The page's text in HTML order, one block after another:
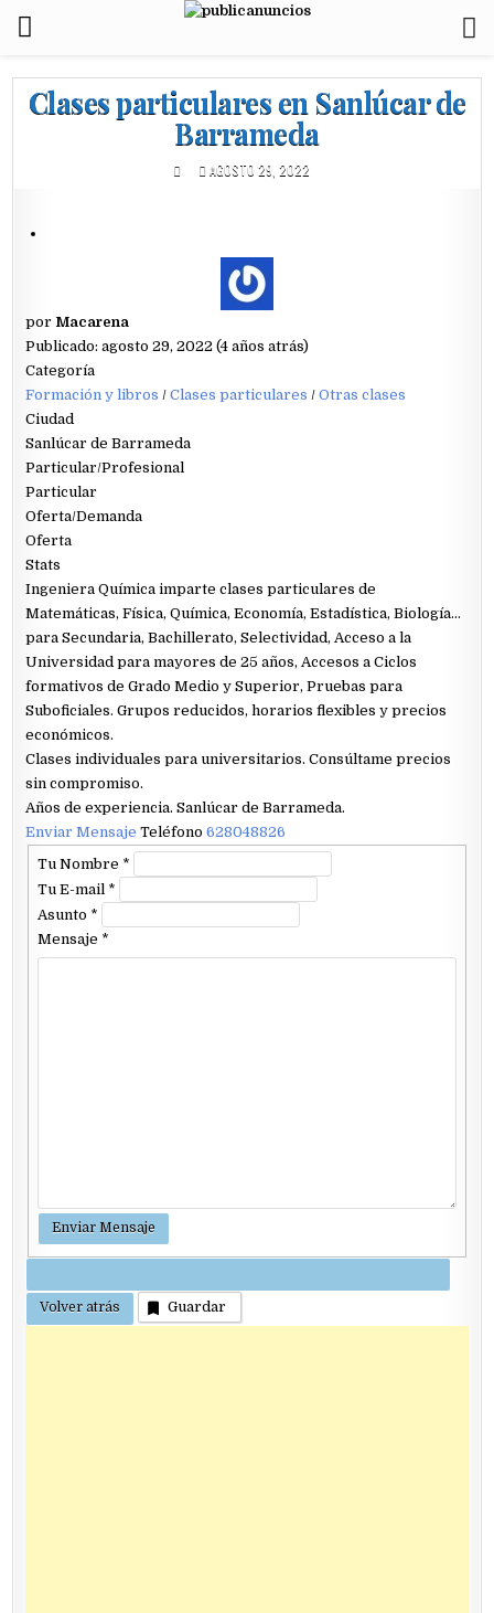
Clases particulares en Sanlúcar de
Barrameda
AGOSTO 29, 2022
por Macarena
Publicado: agosto 29, 2022 (4 años atrás)
Categoría
Formación y libros /Clases particulares /Otras clases
Ciudad
Sanlúcar de Barrameda
Particular/Profesional
Particular
Oferta/Demanda
Oferta
Stats
Ingeniera Química imparte clases particulares de
Matemáticas, Física, Química, Economía, Estadística, Biología…
para Secundaria, Bachillerato, Selectividad, Acceso a la
Universidad para mayores de 25 años, Accesos a Ciclos
formativos de Grado Medio y Superior, Pruebas para
Suboficiales. Grupos reducidos, horarios flexibles y precios
económicos.
Clases individuales para universitarios. Consúltame precios
sin compromiso.
Años de experiencia. Sanlúcar de Barrameda.
Enviar MensajeTeléfono628048826
Tu Nombre *
Tu E-mail *
Asunto *
Mensaje *
Guardar